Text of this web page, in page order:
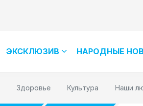
ЭКСКЛЮЗИВ НАРОДНЫЕ
Здоровье Культура Наши